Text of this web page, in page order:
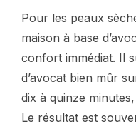
Pour les peaux
maison à base
confort immédiat. Il
d’avocat bien mûr
dix à quinze
Le résultat est